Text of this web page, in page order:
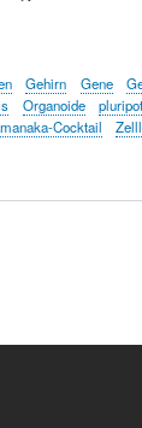
Gehirn Gene
Organoide
Cocktail